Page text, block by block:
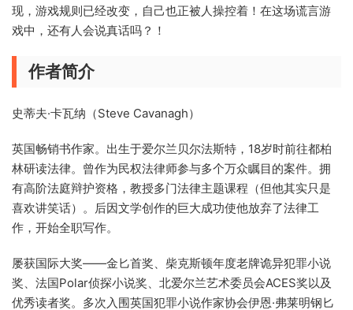
现，游戏规则已经改变，自己也正被人操控着！在这场谎言游
戏中，还有人会说真话吗？！
作者简介
史蒂夫·卡瓦纳（Steve Cavanagh）
英国畅销书作家。出生于爱尔兰贝尔法斯特，18岁时前往都柏
林研读法律。曾作为民权法律师参与多个万众瞩目的案件。拥
有高阶法庭辩护资格，教授多门法律主题课程（但他其实只是
喜欢讲笑话）。后因文学创作的巨大成功使他放弃了法律工
作，开始全职写作。
屡获国际大奖——金匕首奖、柴克斯顿年度老牌诡异犯罪小说
奖、法国Polar侦探小说奖、北爱尔兰艺术委员会ACES奖以及
优秀读者奖。多次入围英国犯罪小说作家协会伊恩·弗莱明钢匕